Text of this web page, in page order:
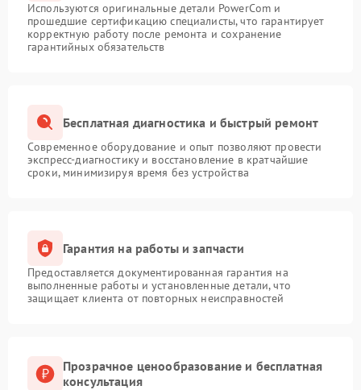
Используются оригинальные детали PowerCom и
прошедшие сертификацию специалисты, что гарантирует
корректную работу после ремонта и сохранение
гарантийных обязательств
Бесплатная диагностика и быстрый ремонт
Современное оборудование и опыт позволяют провести
экспресс-диагностику и восстановление в кратчайшие
сроки, минимизируя время без устройства
Гарантия на работы и запчасти
Предоставляется документированная гарантия на
выполненные работы и установленные детали, что
защищает клиента от повторных неисправностей
Прозрачное ценообразование и бесплатная
консультация